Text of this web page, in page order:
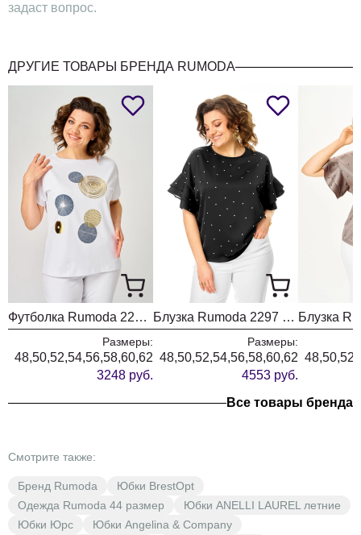
задаст вопрос.
ДРУГИЕ ТОВАРЫ БРЕНДА RUMODA
Футболка Rumoda 2239 белый кр.р.
Размеры:
48,50,52,54,56,58,60,62
3248 руб.
Блузка Rumoda 2297 черный
Размеры:
48,50,52,54,56,58,60,62
4553 руб.
Все товары бренда
Смотрите также:
Бренд Rumoda
Юбки BrestOpt
Одежда Rumoda 44 размер
Юбки ANELLI LAUREL летние
Юбки Юрс
Юбки Angelina & Company